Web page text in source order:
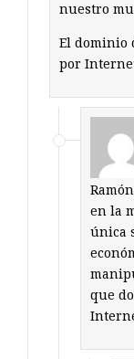
nuestro
El dominio
por
en la
única
que